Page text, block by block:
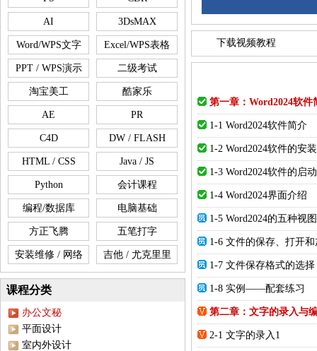
AI 3DsMAX
Word/WPS文字 Excel/WPS表格
PPT / WPS演示 二级考试
淘宝美工 酷家乐
AE PR
C4D DW / FLASH
HTML / CSS Java / JS
Python 会计课程
编程/数据库 电脑基础
方正飞腾 五笔打字
安装维修 / 网络 吉他 / 尤克里里
课程分类
办公文秘
平面设计
室内外设计
下载视频教程
第一章：Word2024软
1-1 Word2024软件简介
1-2 Word2024软件的安装
1-3 Word2024软件的启
1-4 Word2024界面介绍
1-5 Word2024的五种视图
1-6 文件的保存、打开
1-7 文件保存格式的选择
1-8 实例——配套练习
第二章：文字的录入与
2-1 文字的录入1